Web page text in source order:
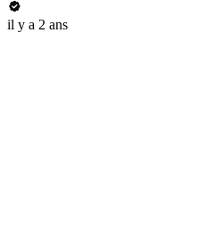
il y a 2 ans